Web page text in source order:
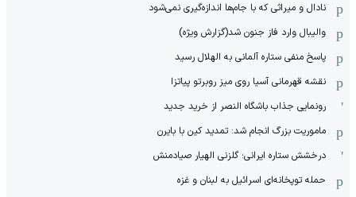
نادال و میراثی که با جام‌ها اندازه‌گیری نمی‌شود
والیبال وارد فاز جنون شد(گزارش ویژه)
پاسخ منفی ستاره آلمانی به الهلال رسید
نقشه قهرمانی آسیا روی میز روبرتو پیاتزا
رونمایی جذاب باشگاه النصر از خرید جدید
ماموریت بزرگ انجام شد: تمدید کین با بایرن
درخشش ستاره ایرانی؛ گلزنی الهیار صیادمنش
حمله توپخانه‌ای اسرائیل به لبنان و غزه